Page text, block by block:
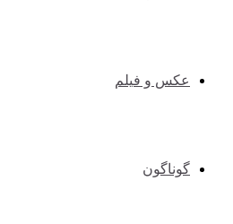
عکس و فیلم
گوناگون